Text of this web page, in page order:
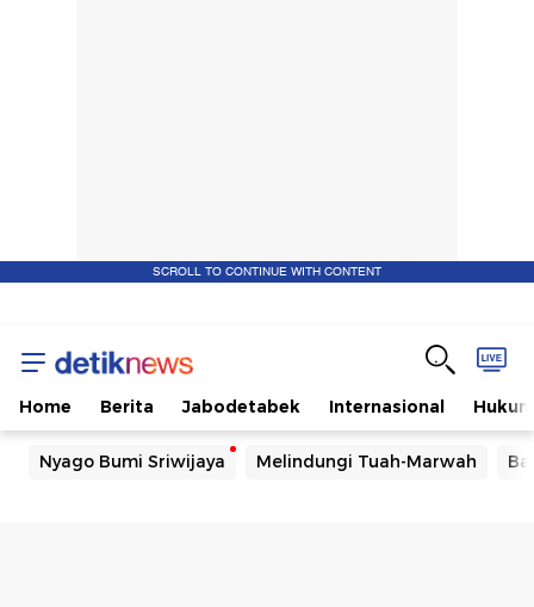
SCROLL TO CONTINUE WITH CONTENT
Home Berita Jabodetabek Internasional Hukum
Nyago Bumi Sriwijaya Melindungi Tuah-Marwah